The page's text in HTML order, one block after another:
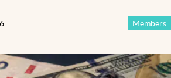
Members